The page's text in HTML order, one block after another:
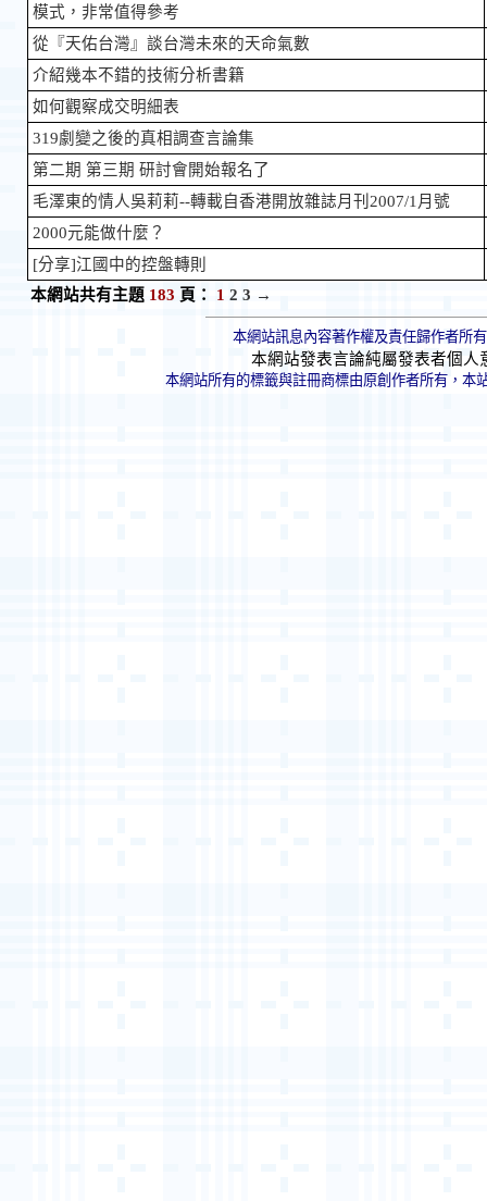
模式，非常值得參考
從『天佑台灣』談台灣未來的天命氣數
介紹幾本不錯的技術分析書籍
如何觀察成交明細表
319劇變之後的真相調查言論集
第二期 第三期 研討會開始報名了
毛澤東的情人吳莉莉--轉載自香港開放雜誌月刊2007/1月號
2000元能做什麼？
[分享]江國中的控盤轉則
本網站共有主題 183 頁： 1 2 3 →
本網站訊息內容著作權及責任歸作者所
本網站發表言論純屬發表者個人
本網站所有的標籤與註冊商標由原創作者所有，本